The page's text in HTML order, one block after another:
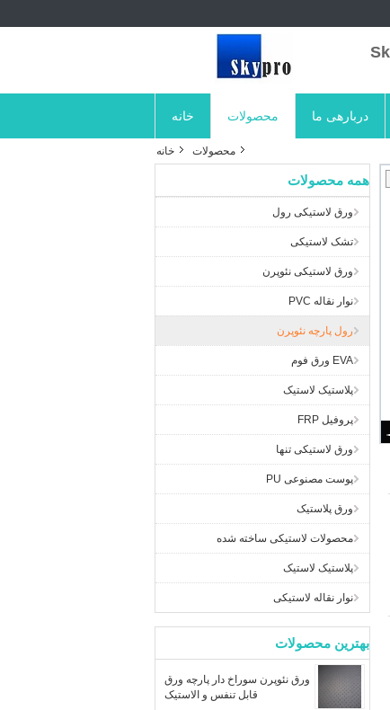
خانه محصولات دربارهی ما
خانه محصولات
همه محصولات
ورق لاستیکی رول
تشک لاستیکی
ورق لاستیکی نئوپرن
نوار نقاله PVC
رول پارچه نئوپرن
EVA ورق فوم
پلاستیک لاستیک
پروفیل FRP
ورق لاستیکی تنها
پوست مصنوعی PU
ورق پلاستیک
محصولات لاستیکی ساخته شده
پلاستیک لاستیک
نوار نقاله لاستیکی
بهترین محصولات
ورق نئوپرن سوراخ دار پارچه ورق
قابل تنفس و الاستیک